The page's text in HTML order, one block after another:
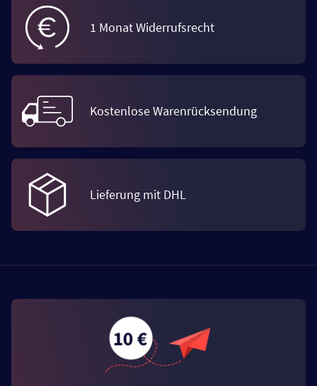
1 Monat Widerrufsrecht
Kostenlose Warenrücksendung
Lieferung mit DHL